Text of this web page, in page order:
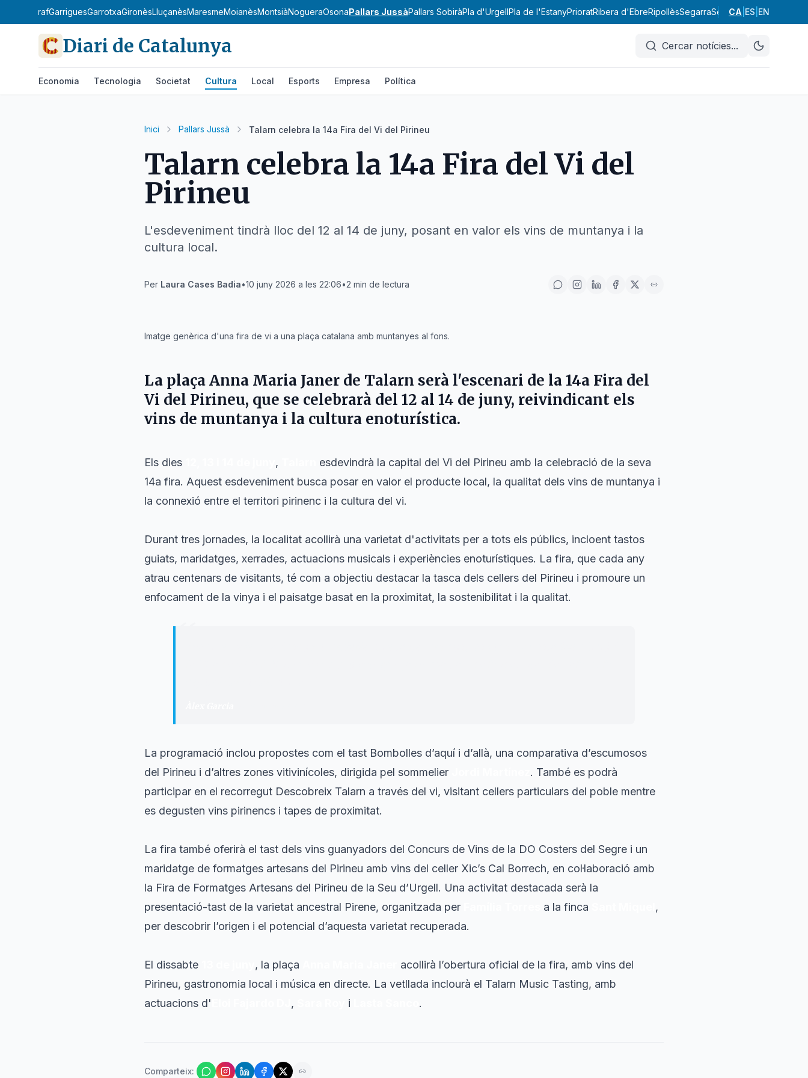
GarrafGarriguesGarrotxaGironèsLluçanèsMaresmeMoianèsMontsiàNogueraOsonaPallars JussàPallars SobiràPla d'UrgellPla de l'EstanyPrioratRibera d'EbreRipollèsSegarraSegriàSelvaSolsonès
CA ES EN
Diari de Catalunya Cercar notícies...
Economia Tecnologia Societat Cultura Local Esports Empresa Política
Inici Pallars Jussà Talarn celebra la 14a Fira del Vi del Pirineu
Talarn celebra la 14a Fira del Vi del
Pirineu
L'esdeveniment tindrà lloc del 12 al 14 de juny, posant en valor els vins de muntanya i la
cultura local.
Per Laura Cases Badia•10 juny 2026 a les 22:06•2 min de lectura
Imatge genèrica d'una fira de vi a una plaça catalana amb muntanyes al fons.
La plaça Anna Maria Janer de Talarn serà l'escenari de la 14a Fira del
Vi del Pirineu, que se celebrarà del 12 al 14 de juny, reivindicant els
vins de muntanya i la cultura enoturística.
Els dies ,
esdevindrà la capital del Vi del Pirineu amb la celebració de la seva
14a fira. Aquest esdeveniment busca posar en valor el producte local, la qualitat dels vins de muntanya i
la connexió entre el territori pirinenc i la cultura del vi.
Durant tres jornades, la localitat acollirà una varietat d'activitats per a tots els públics, incloent tastos
guiats, maridatges, xerrades, actuacions musicals i experiències enoturístiques. La fira, que cada any
atrau centenars de visitants, té com a objectiu destacar la tasca dels cellers del Pirineu i promoure un
enfocament de la vinya i el paisatge basat en la proximitat, la sostenibilitat i la qualitat.
“
La programació inclou propostes com el tast Bombolles d’aquí i d’allà, una comparativa d’escumosos
del Pirineu i d’altres zones vitivinícoles, dirigida pel sommelier
. També es podrà
participar en el recorregut Descobreix Talarn a través del vi, visitant cellers particulars del poble mentre
es degusten vins pirinencs i tapes de proximitat.
La fira també oferirà el tast dels vins guanyadors del Concurs de Vins de la DO Costers del Segre i un
maridatge de formatges artesans del Pirineu amb vins del celler Xic’s Cal Borrech, en col·laboració amb
la Fira de Formatges Artesans del Pirineu de la Seu d’Urgell. Una activitat destacada serà la
presentació-tast de la varietat ancestral Pirene, organitzada per
a la finca
,
per descobrir l’origen i el potencial d’aquesta varietat recuperada.
El dissabte , la plaça
acollirà l’obertura oficial de la fira, amb vins del
Pirineu, gastronomia local i música en directe. La vetllada inclourà el Talarn Music Tasting, amb
actuacions d'
, i .
Comparteix: